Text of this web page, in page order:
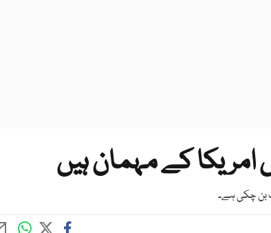
امریکا کے مہمان ہیں
بن چکی ہے۔